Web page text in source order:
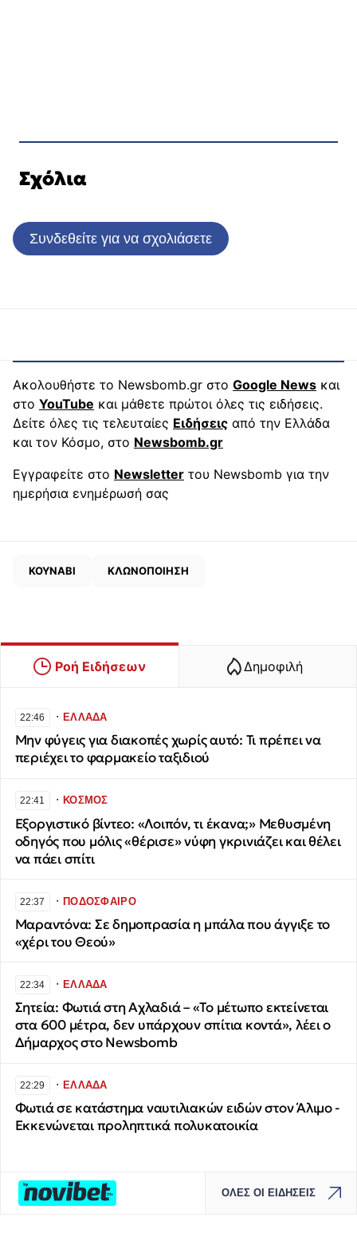
Σχόλια
Συνδεθείτε για να σχολιάσετε
Ακολουθήστε το Newsbomb.gr στο Google News και
στο YouTube και μάθετε πρώτοι όλες τις ειδήσεις.
Δείτε όλες τις τελευταίες Ειδήσεις από την Ελλάδα
και τον Κόσμο, στο Newsbomb.gr
Εγγραφείτε στο Newsletter του Newsbomb για την
ημερήσια ενημέρωσή σας
ΚΟΥΝΑΒΙ ΚΛΩΝΟΠΟΙΗΣΗ
Ροή Ειδήσεων Δημοφιλή
22:46 ∙ΕΛΛΑΔΑ
Μην φύγεις για διακοπές χωρίς αυτό: Τι πρέπει να
περιέχει το φαρμακείο ταξιδιού
22:41 ∙ΚΟΣΜΟΣ
Εξοργιστικό βίντεο: «Λοιπόν, τι έκανα;» Μεθυσμένη
οδηγός που μόλις «θέρισε» νύφη γκρινιάζει και θέλει
να πάει σπίτι
22:37 ∙ΠΟΔΟΣΦΑΙΡΟ
Μαραντόνα: Σε δημοπρασία η μπάλα που άγγιξε το
«χέρι του Θεού»
22:34 ∙ΕΛΛΑΔΑ
Σητεία: Φωτιά στη Αχλαδιά – «Το μέτωπο εκτείνεται
στα 600 μέτρα, δεν υπάρχουν σπίτια κοντά», λέει ο
Δήμαρχος στο Newsbomb
22:29 ∙ΕΛΛΑΔΑ
Φωτιά σε κατάστημα ναυτιλιακών ειδών στον Άλιμο -
Εκκενώνεται προληπτικά πολυκατοικία
ΟΛΕΣ ΟΙ ΕΙΔΗΣΕΙΣ